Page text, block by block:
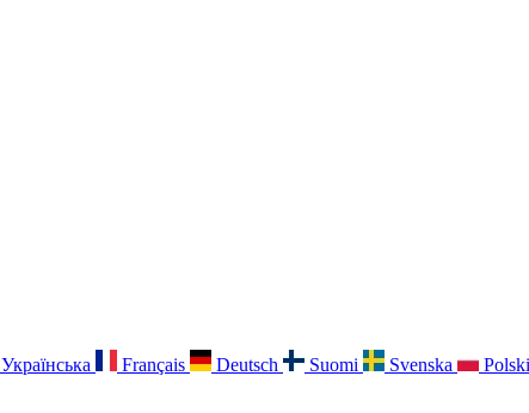
Українська Français Deutsch Suomi Svenska Polski